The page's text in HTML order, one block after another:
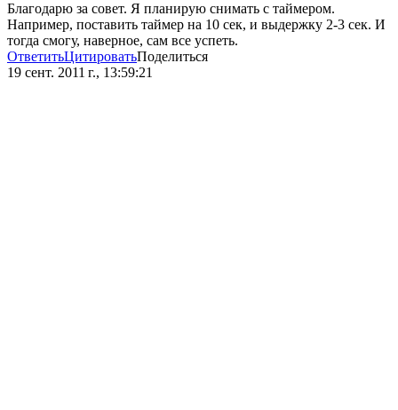
Благодарю за совет. Я планирую снимать с таймером.
Например, поставить таймер на 10 сек, и выдержку 2-3 сек. И
тогда смогу, наверное, сам все успеть.
ОтветитьЦитироватьПоделиться
19 сент. 2011 г., 13:59:21